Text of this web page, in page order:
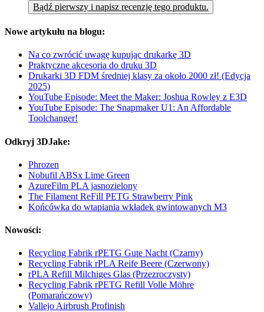
Bądź pierwszy i napisz recenzję tego produktu.
Nowe artykułu na blogu:
Na co zwrócić uwagę kupując drukarkę 3D
Praktyczne akcesoria do druku 3D
Drukarki 3D FDM średniej klasy za około 2000 zł! (Edycja
2025)
YouTube Episode: Meet the Maker: Joshua Rowley z E3D
YouTube Episode: The Snapmaker U1: An Affordable
Toolchanger!
Odkryj 3DJake:
Phrozen
Nobufil ABSx Lime Green
AzureFilm PLA jasnozielony
The Filament ReFill PETG Strawberry Pink
Końcówka do wtapiania wkładek gwintowanych M3
Nowości:
Recycling Fabrik rPETG Gute Nacht (Czarny)
Recycling Fabrik rPLA Reife Beere (Czerwony)
rPLA Refill Milchiges Glas (Przezroczysty)
Recycling Fabrik rPETG Refill Volle Möhre
(Pomarańczowy)
Vallejo Airbrush Profinish